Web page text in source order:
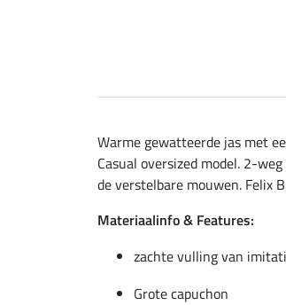
Warme gewatteerde jas met
Casual oversized model. 2-
de verstelbare mouwen. Felix
Materiaalinfo & Features:
zachte vulling van
Grote capuchon